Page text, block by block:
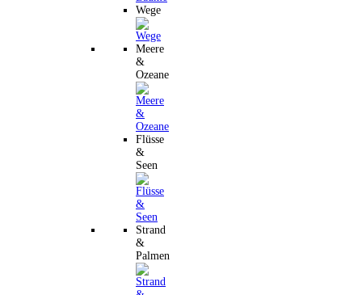
Wege
Meere
&
Ozeane
Flüsse
&
Seen
Strand
&
Palmen